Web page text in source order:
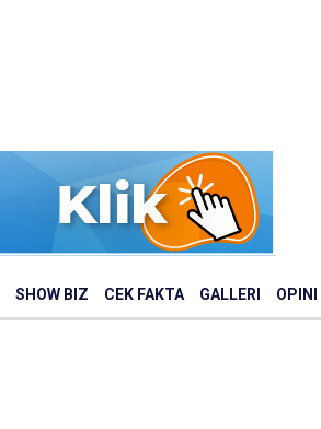
SHOW BIZ CEK FAKTA GALLERI OPINI